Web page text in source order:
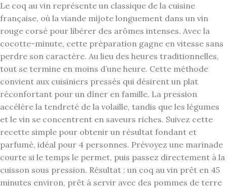
Le coq au vin représente un classique de la cuisine
française, où la viande mijote longuement dans un vin
rouge corsé pour libérer des arômes intenses. Avec la
cocotte-minute, cette préparation gagne en vitesse sans
perdre son caractère. Au lieu des heures traditionnelles,
tout se termine en moins d’une heure. Cette méthode
convient aux cuisiniers pressés qui désirent un plat
réconfortant pour un dîner en famille. La pression
accélère la tendreté de la volaille, tandis que les légumes
et le vin se concentrent en saveurs riches. Suivez cette
recette simple pour obtenir un résultat fondant et
parfumé, idéal pour 4 personnes. Prévoyez une marinade
courte si le temps le permet, puis passez directement à la
cuisson sous pression. Résultat : un coq au vin prêt en 45
minutes environ, prêt à servir avec des pommes de terre